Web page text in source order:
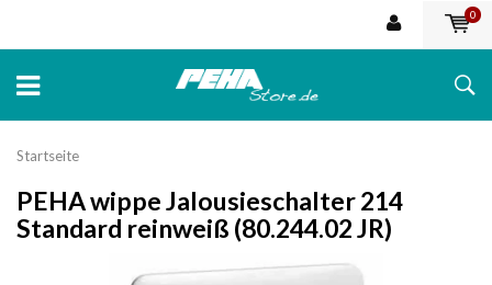
0
Startseite
PEHA wippe Jalousieschalter 214
Standard reinweiß (80.244.02 JR)